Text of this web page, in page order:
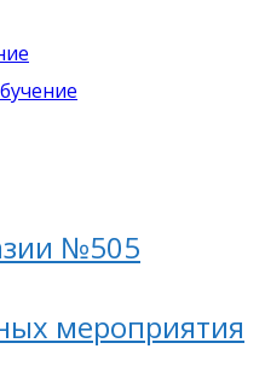
№505
мероприятия